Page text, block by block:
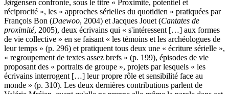
Jørgensen confronte, sous le titre « Proximité, potentiel et
réciprocité », les « approches sérielles du quotidien » pratiquées par
François Bon (Daewoo, 2004) et Jacques Jouet (Cantates de
proximité, 2005), deux écrivains qui « s'intéressent […] aux formes
de vie collective » en se faisant « les témoins et les archéologues de
leur temps » (p. 296) et pratiquent tous deux une « écriture sérielle »,
« regroupement de textes assez brefs » (p. 199), épisodes de vie
proposant des « portraits de groupe », projets par lesquels « les
écrivains interrogent […] leur propre rôle et sensibilité face au
monde » (p. 310). Les deux dernières contributions parlent de